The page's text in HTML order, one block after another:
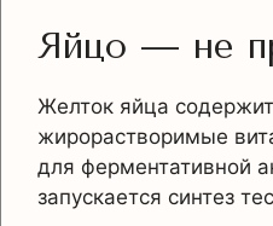
Яйцо — не
Желток яйца
жирорастворимые
для ферментативной
запускается синтез